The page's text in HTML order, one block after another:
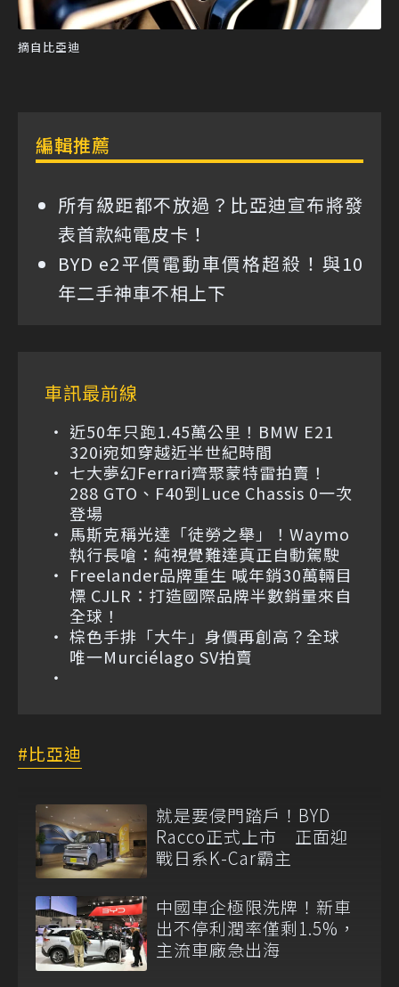
摘自比亞迪
編輯推薦
所有級距都不放過？比亞迪宣布將發
表首款純電皮卡！
BYD e2平價電動車價格超殺！與10
年二手神車不相上下
車訊最前線
近50年只跑1.45萬公里！BMW E21
320i宛如穿越近半世紀時間
七大夢幻Ferrari齊聚蒙特雷拍賣！
288 GTO、F40到Luce Chassis 0一次
登場
馬斯克稱光達「徒勞之舉」！Waymo
執行長嗆：純視覺難達真正自動駕駛
Freelander品牌重生 喊年銷30萬輛目
標 CJLR：打造國際品牌半數銷量來自
全球！
棕色手排「大牛」身價再創高？全球
唯一Murciélago SV拍賣
比亞迪
就是要侵門踏戶！BYD
Racco正式上市 正面迎
戰日系K-Car霸主
中國車企極限洗牌！新車
出不停利潤率僅剩1.5%，
主流車廠急出海